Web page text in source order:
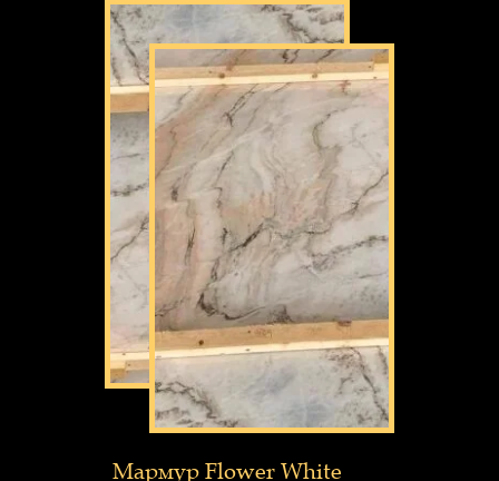
Мармур Flower White